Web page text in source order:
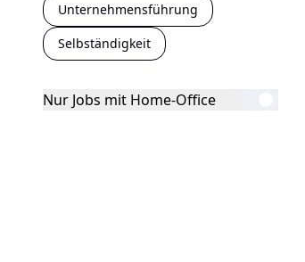
Unternehmensführung
Selbständigkeit
Nur Jobs mit Home-Office